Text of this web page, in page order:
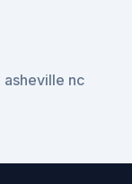
nc